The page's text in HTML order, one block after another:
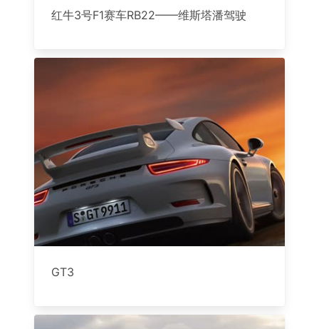
红牛3号F1赛车RB22——维斯塔潘驾驶
GT3